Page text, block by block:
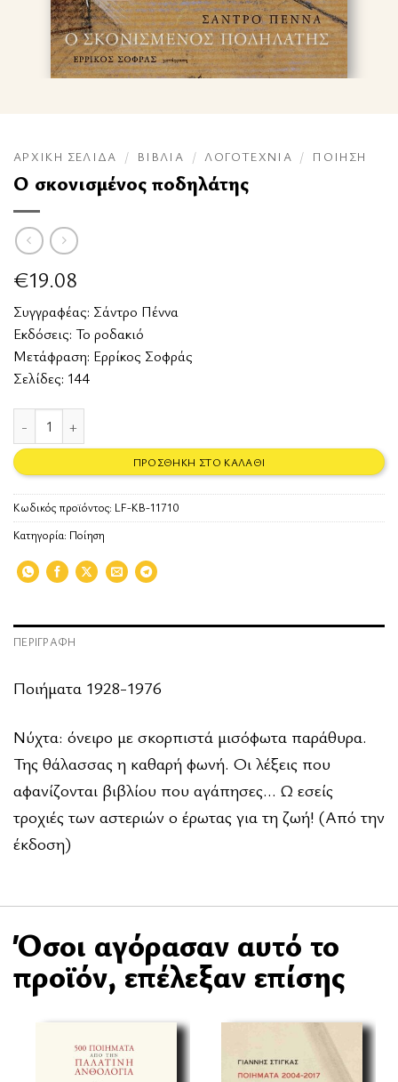
ΑΡΧΙΚΉ ΣΕΛΊΔΑ / ΒΙΒΛΊΑ / ΛΟΓΟΤΕΧΝΊΑ / ΠΟΊΗΣΗ
Ο σκονισμένος ποδηλάτης
€19.08
Συγγραφέας: Σάντρο Πέννα
Εκδόσεις: Το ροδακιό
Μετάφραση: Ερρίκος Σοφράς
Σελίδες: 144
Ο σκονισμένος ποδηλάτης ποσότητα
ΠΡΟΣΘΉΚΗ ΣΤΟ ΚΑΛΆΘΙ
Κωδικός προϊόντος: LF-KB-11710
Κατηγορία: Ποίηση
ΠΕΡΙΓΡΑΦΉ
Ποιήματα 1928-1976
Νύχτα: όνειρο με σκορπιστά μισόφωτα παράθυρα.
Της θάλασσας η καθαρή φωνή. Οι λέξεις που
αφανίζονται βιβλίου που αγάπησες… Ω εσείς
τροχιές των αστεριών ο έρωτας για τη ζωή! (Από την
έκδοση)
Όσοι αγόρασαν αυτό το
προϊόν, επέλεξαν επίσης